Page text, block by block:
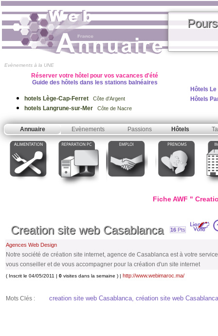
Evènements à la UNE
Réserver votre hôtel pour vos vacances d'été
Guide des hôtels dans les stations balnéaires
hotels Lège-Cap-Ferret Côte d'Argent
hotels Langrune-sur-Mer Côte de Nacre
Hôtels
Hôtels
Annuaire Evènements Passions Hôtels
Fiche AWF "
Creation site web Casablanca 16 Pts
Agences Web Design
Notre société de création site internet, agence de Casablanca est à votre
vous conseiller et de vous accompagner pour la création d'un site internet
( Inscrit le 04/05/2011 | 0 visites dans la semaine ) | http://www.webimaroc.ma/
Mots Clés : creation site web Casablanca, création site web